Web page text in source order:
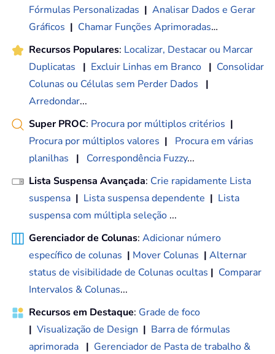
Fórmulas Personalizadas | Analisar Dados e Gerar
Gráficos | Chamar Funções Aprimoradas…
Recursos Populares: Localizar, Destacar ou Marcar
Duplicatas
| Excluir Linhas em Branco | Consolidar
Colunas ou Células sem Perder Dados
|
Arredondar...
Super PROC: Procura por múltiplos critérios |
Procura por múltiplos valores |
Procura em várias
planilhas
| Correspondência Fuzzy...
Lista Suspensa Avançada: Crie rapidamente Lista
suspensa | Lista suspensa dependente | Lista
suspensa com múltipla seleção ...
Gerenciador de Colunas: Adicionar número
específico de colunas | Mover Colunas | Alternar
status de visibilidade de Colunas ocultas | Comparar
Intervalos & Colunas...
Recursos em Destaque: Grade de foco
| Visualização de Design | Barra de fórmulas
aprimorada | Gerenciador de Pasta de trabalho &